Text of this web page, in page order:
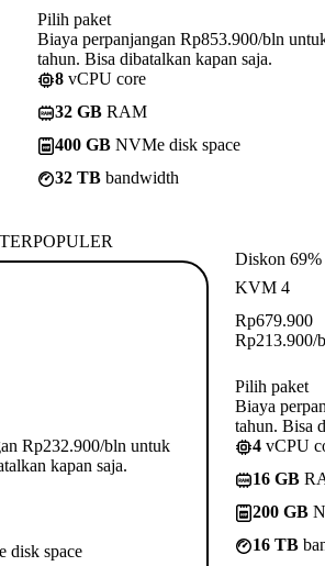
Pilih paket
Biaya perpanjangan Rp853.900/bln
tahun. Bisa dibatalkan kapan saja.
8 vCPU core
32 GB RAM
400 GB NVMe disk space
32 TB bandwidth
TERPOPULER
Rp232.900/bln untuk
kapan saja.
disk space
Diskon 69%
KVM 4
Rp679.900
Rp213.900/
Pilih paket
Biaya
tahun. Bisa
4 vCPU
16 GB
200 GB
16 TB